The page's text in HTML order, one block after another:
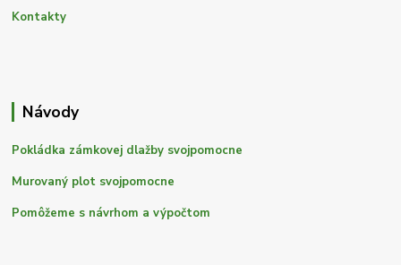
Kontakty
Návody
Pokládka zámkovej dlažby svojpomocne
Murovaný plot svojpomocne
Pomôžeme s návrhom a výpočtom